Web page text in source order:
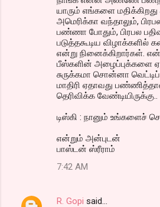
யாரும் எங்களை மதிக்கிறது
அமெரிக்கா வந்தாலும்,
பண்ணா போதும், பிரபல
படுத்தகூடிய விழாக்களில்
என்று நினைக்கிறார்கள். என்
பீஸ்களின் அழைப்புக்களை
சுருக்கமா சொன்னா
மாதிரி ஏதாவது
தெரிவிக்க வேண்டியிருக்கு..
டிஸ்கி : நானும் உங்களைச்
என்றும் அன்புடன்
பாஸ்டன் ஸ்ரீராம்
7:42 AM
R. Gopi said…